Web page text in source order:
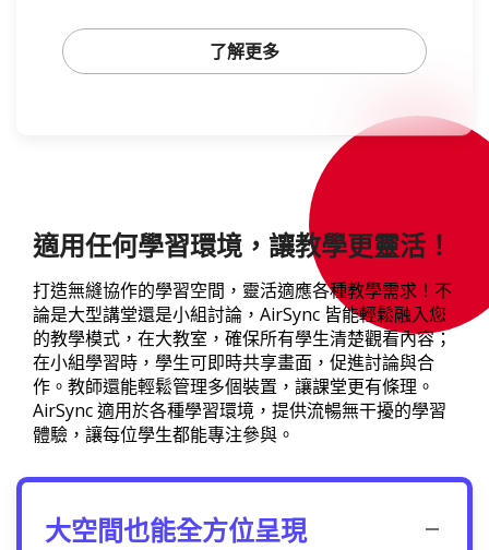
了解更多
適用任何學習環境，讓教學更靈活！
打造無縫協作的學習空間，靈活適應各種教學需求！不
論是大型講堂還是小組討論，AirSync 皆能輕鬆融入您
的教學模式，在大教室，確保所有學生清楚觀看內容；
在小組學習時，學生可即時共享畫面，促進討論與合
作。教師還能輕鬆管理多個裝置，讓課堂更有條理。
AirSync 適用於各種學習環境，提供流暢無干擾的學習
體驗，讓每位學生都能專注參與。
大空間也能全方位呈現